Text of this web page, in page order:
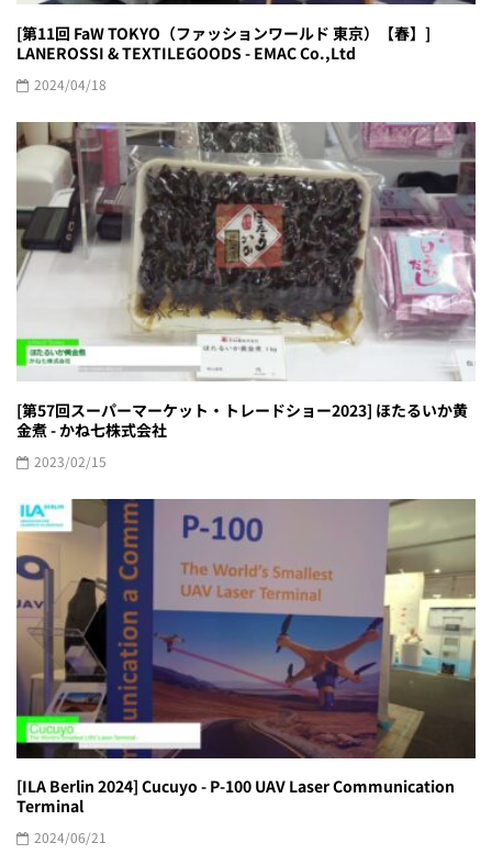
[第11回 FaW TOKYO（ファッションワールド 東京）【春】]
LANEROSSI & TEXTILEGOODS - EMAC Co.,Ltd
2024/04/18
[第57回スーパーマーケット・トレードショー2023] ほたるいか黄
金煮 - かね七株式会社
2023/02/15
[ILA Berlin 2024] Cucuyo - P-100 UAV Laser Communication
Terminal
2024/06/21